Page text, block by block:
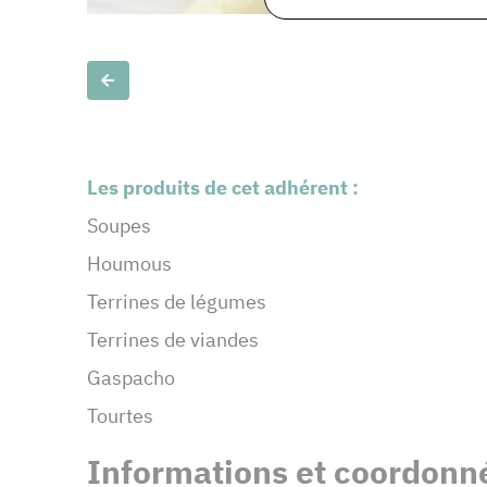
Slide précédente
Les produits de cet adhérent :
Soupes
Houmous
Terrines de légumes
Terrines de viandes
Gaspacho
Tourtes
Informations et